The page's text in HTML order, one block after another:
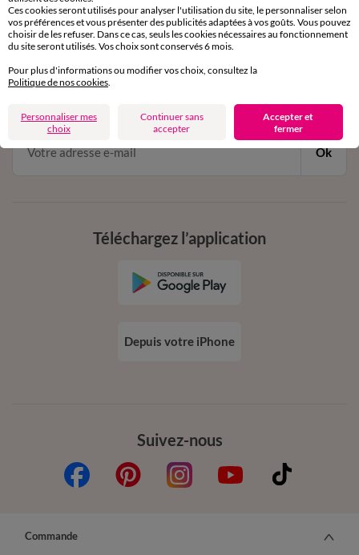
11€ Offerts
en vous inscrivant à la newsletter
conditions dans votre email de confirmation
Ok
Suivez-nous
Téléchargez l’application
Depuis votre iPhone
Commande
Ces cookies seront utilisés pour analyser l'utilisation du site, le personnaliser selon
vos préférences et vous présenter des publicités adaptées à vos goûts. Vous pouvez
choisir de les refuser. Dans ce cas, seuls les cookies nécessaires au fonctionnement
du site seront utilisés. Vos choix sont conservés 6 mois.
Pour plus d'informations ou modifier vos choix, consultez la
Politique de nos cookies.
Personnaliser mes
choix
Continuer sans
accepter
Accepter et
fermer